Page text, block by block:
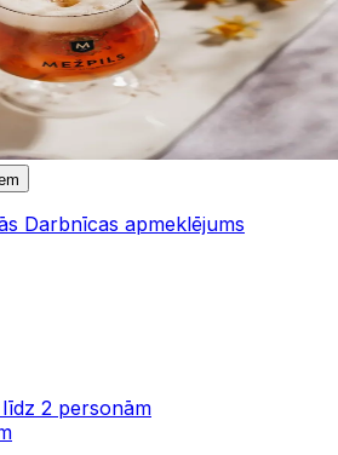
Darbnīcas apmeklējums
2 personām